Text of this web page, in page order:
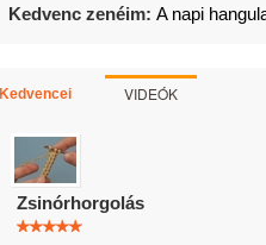
Kedvenc zenéim: A napi
Kedvencei VIDEÓK
Zsinórhorgolás